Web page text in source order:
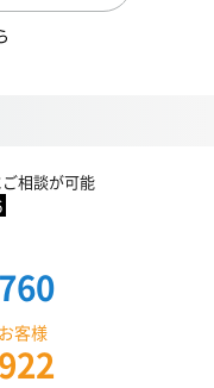
相談が可能
客様